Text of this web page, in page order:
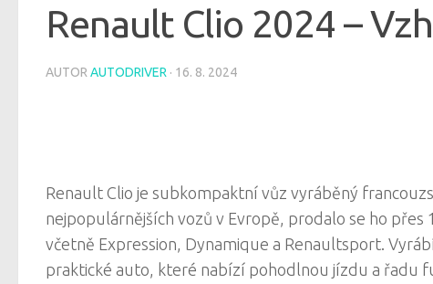
Renault Clio 2024 –
AUTOR AUTODRIVER · 16. 8. 2024
Renault Clio je subkompaktní vůz vyráběný
nejpopulárnějších vozů v Evropě, prodalo se ho přes
včetně Expression, Dynamique a Renaultsport.
praktické auto, které nabízí pohodlnou jízdu a řadu